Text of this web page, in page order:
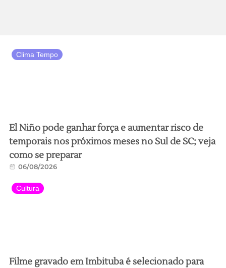
Clima Tempo
El Niño pode ganhar força e aumentar risco de
temporais nos próximos meses no Sul de SC; veja
como se preparar
06/08/2026
Cultura
Filme gravado em Imbituba é selecionado para